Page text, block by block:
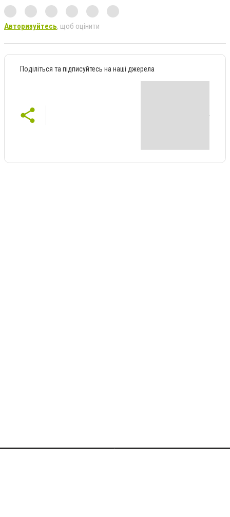
Авторизуйтесь, щоб оцінити
Поділіться та підписуйтесь на наші джерела